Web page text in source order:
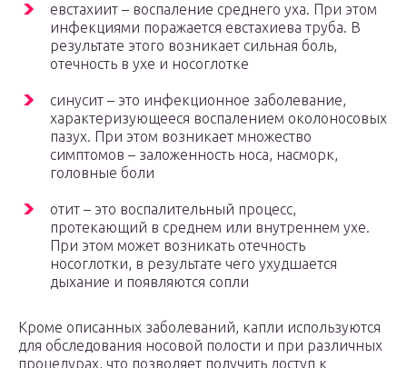
евстахиит – воспаление среднего уха. При этом
инфекциями поражается евстахиева труба. В
результате этого возникает сильная боль,
отечность в ухе и носоглотке
синусит – это инфекционное заболевание,
характеризующееся воспалением околоносовых
пазух. При этом возникает множество
симптомов – заложенность носа, насморк,
головные боли
отит – это воспалительный процесс,
протекающий в среднем или внутреннем ухе.
При этом может возникать отечность
носоглотки, в результате чего ухудшается
дыхание и появляются сопли
Кроме описанных заболеваний, капли используются
для обследования носовой полости и при различных
процедурах, что позволяет получить доступ к